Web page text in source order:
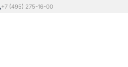
+7 (495) 275-16-00